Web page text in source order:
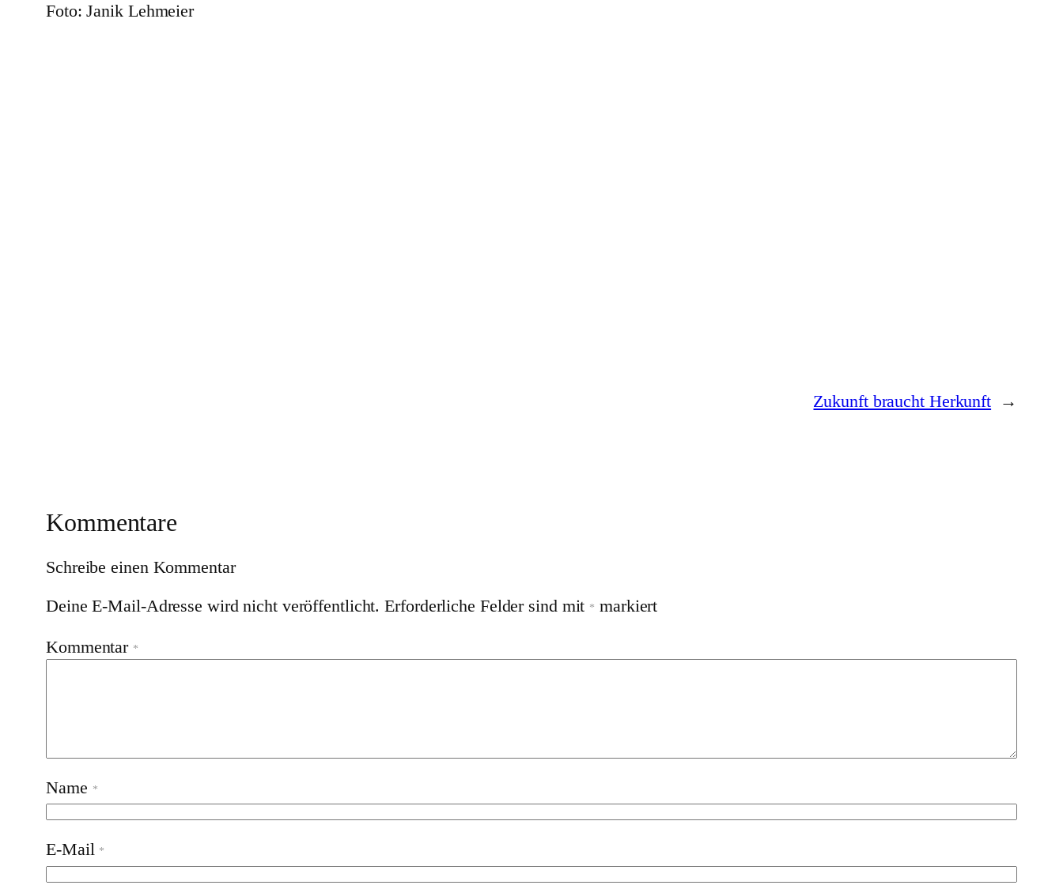
Foto: Janik Lehmeier
Zukunft braucht Herkunft →
Kommentare
Schreibe einen Kommentar
Deine E-Mail-Adresse wird nicht veröffentlicht. Erforderliche Felder sind mit * markiert
Kommentar *
Name *
E-Mail *